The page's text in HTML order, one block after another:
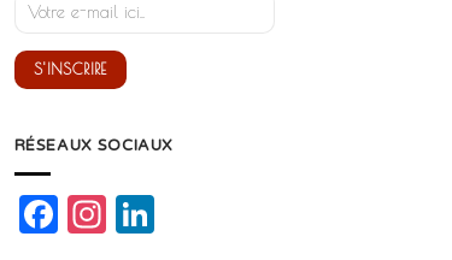
RÉSEAUX SOCIAUX
Facebook
Instagram
LinkedIn